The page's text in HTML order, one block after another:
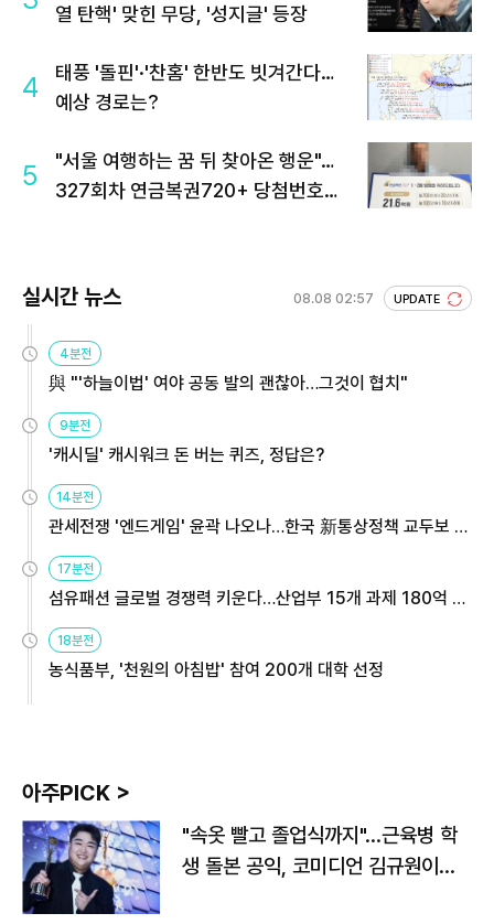
열 탄핵' 맞힌 무당, '성지글' 등장
4
태풍 '돌핀'·'찬홈' 한반도 빗겨간다…
예상 경로는?
5
"서울 여행하는 꿈 뒤 찾아온 행운"…
327회차 연금복권720+ 당첨번호조
실시간 뉴스 08.08 02:57 UPDATE
4분전
與 "'하늘이법' 여야 공동 발의 괜찮아…그것이 협치"
9분전
'캐시딜' 캐시워크 돈 버는 퀴즈, 정답은?
14분전
관세전쟁 '엔드게임' 윤곽 나오나…한국 新통상정책 교두보 활
용해야
17분전
섬유패션 글로벌 경쟁력 키운다…산업부 15개 과제 180억 지
원
18분전
농식품부, '천원의 아침밥' 참여 200개 대학 선정
아주PICK >
"속옷 빨고 졸업식까지"…근육병 학
생 돌본 공익, 코미디언 김규원이었